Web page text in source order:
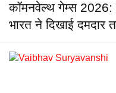
कॉमनवेल्थ गेम्स
भारत ने दिखाई दमदार